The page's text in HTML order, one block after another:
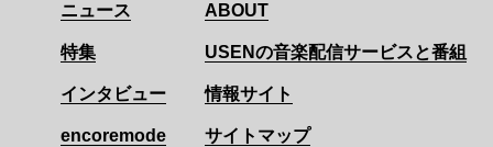
ニュース
特集
インタビュー
encoremode
ABOUT
USENの音楽配信サービスと番組
情報サイト
サイトマップ